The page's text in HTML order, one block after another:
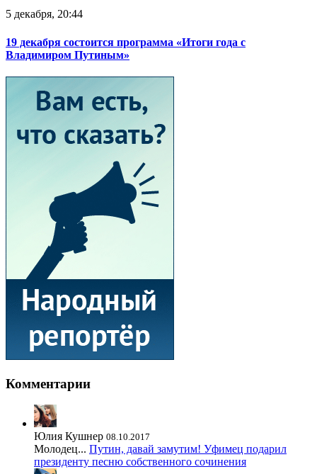
5 декабря, 20:44
19 декабря состоится программа «Итоги года с
Владимиром Путиным»
Комментарии
Юлия Кушнер 08.10.2017
Молодец... Путин, давай замутим! Уфимец подарил
президенту песню собственного сочинения